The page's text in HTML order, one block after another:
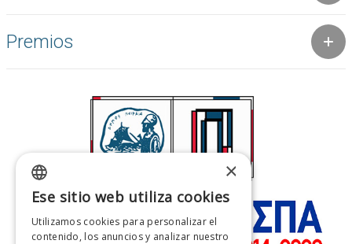
Premios
GREEK
ENGLISH
×
Ese sitio web utiliza cookies
Utilizamos cookies para personalizar el
contenido, los anuncios y analizar nuestro